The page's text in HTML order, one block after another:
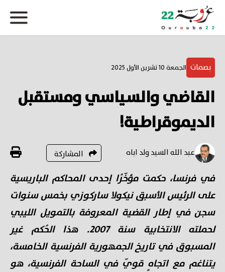
بصمات الجمعة 10 تشرين الأول 2025
القاضي والسياسي ومستقبل
الديموقراطية!
عبد الله السيد ولد اباه المشاركة
في فرنسا، حكمت مؤخّرًا إحدى المحاكم الباريسية
على الرئيس الأسبق نيكولا ساركوزي بخمس سنوات
سجن في إطار القضية المعروفة بالتمويل الليبي
لحملته الانتخابية سنة 2007. هذا الحُكم غير
المسبوق في تاريخ الجمهورية الفرنسية الخامسة،
يتناغم مع اتجاهٍ قويّ في الساحة الفرنسية، هو